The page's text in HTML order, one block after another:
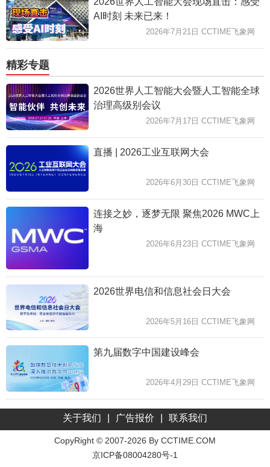
AI时刻 未来已来！
2026年7月21日 CCTIME飞象网
精彩专题
2026世界人工智能大会暨人工智能全球
治理高级别会议
2026年7月17日 CCTIME飞象网
直播 | 2026工业互联网大会
2026年6月30日 CCTIME飞象网
连接之妙，逐梦无限 聚焦2026 MWC上
海
2026年6月23日 CCTIME飞象网
2026世界电信和信息社会日大会
2026年5月16日 CCTIME飞象网
第九届数字中国建设峰会
2026年4月29日 CCTIME飞象网
关于我们 广告报价 联系我们
CopyRight © 2007-2026 By CCTIME.COM
京ICP备08004280号-1